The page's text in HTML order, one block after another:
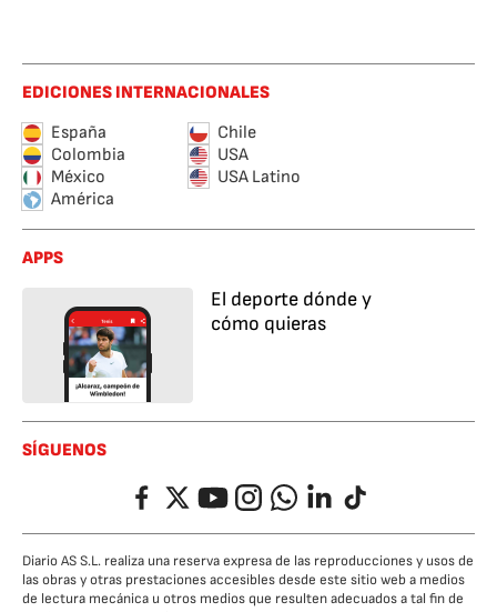
EDICIONES INTERNACIONALES
España
Chile
Colombia
USA
México
USA Latino
América
APPS
El deporte dónde y
cómo quieras
SÍGUENOS
FacebookTwitterYouTubeInstagramWhatsappLinkedIn
TikTok
Diario AS S.L. realiza una reserva expresa de las reproducciones y usos de
las obras y otras prestaciones accesibles desde este sitio web a medios
de lectura mecánica u otros medios que resulten adecuados a tal fin de